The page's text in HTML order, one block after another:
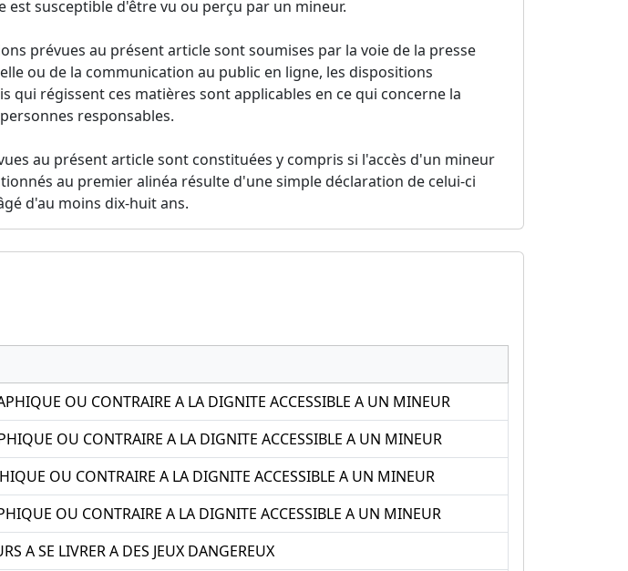
est susceptible d'être vu ou perçu par un mineur.
prévues au présent article sont soumises par la voie de la presse
ou de la communication au public en ligne, les dispositions
qui régissent ces matières sont applicables en ce qui concerne la
responsables.
au présent article sont constituées y compris si l'accès d'un mineur
au premier alinéa résulte d'une simple déclaration de celui-ci
d'au moins dix-huit ans.
OU CONTRAIRE A LA DIGNITE ACCESSIBLE A UN MINEUR
OU CONTRAIRE A LA DIGNITE ACCESSIBLE A UN MINEUR
OU CONTRAIRE A LA DIGNITE ACCESSIBLE A UN MINEUR
OU CONTRAIRE A LA DIGNITE ACCESSIBLE A UN MINEUR
A SE LIVRER A DES JEUX DANGEREUX